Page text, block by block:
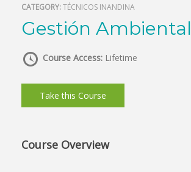
CATEGORY:TÉCNICOS INANDINA
Gestión Ambiental
Course Access: Lifetime
Take this Course
Course Overview